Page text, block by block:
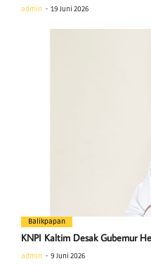
admin 19 Juni 2026
Balikpapan
KNPI Kaltim Desak Gubernur
admin 9 Juni 2026